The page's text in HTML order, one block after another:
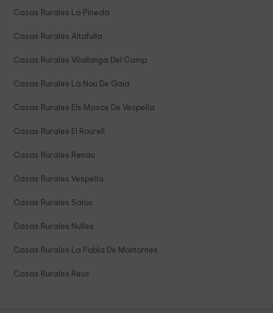
Casas Rurales La Pineda
Casas Rurales Altafulla
Casas Rurales Vilallonga Del Camp
Casas Rurales La Nou De Gaia
Casas Rurales Els Masos De Vespella
Casas Rurales El Rourell
Casas Rurales Renau
Casas Rurales Vespella
Casas Rurales Salou
Casas Rurales Nulles
Casas Rurales La Pobla De Montornes
Casas Rurales Reus